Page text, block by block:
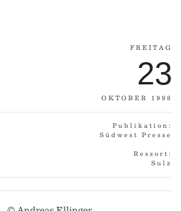
FREITAG
23
OKTOBER 1998
Publikation:
Südwest Presse
Ressort:
Sulz